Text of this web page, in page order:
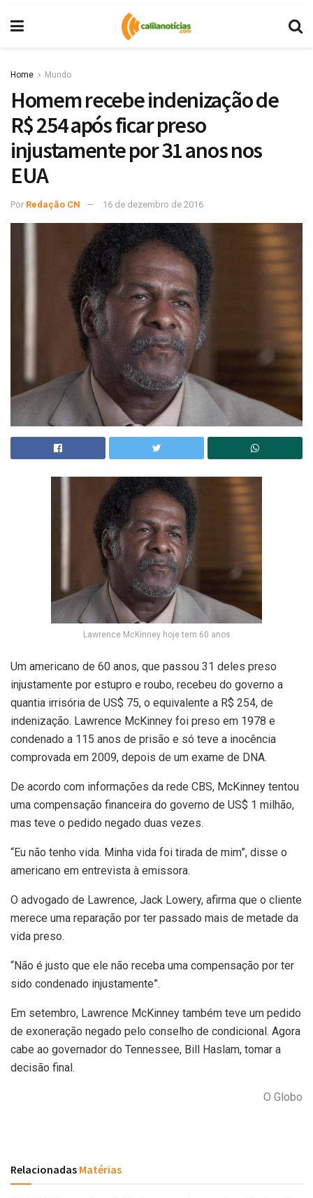
Home Mundo
Homem recebe indenização de
R$ 254 após ficar preso
injustamente por 31 anos nos
EUA
Por Redação CN 16 de dezembro de 2016
Lawrence McKinney hoje tem 60 anos
Um americano de 60 anos, que passou 31 deles preso
injustamente por estupro e roubo, recebeu do governo a
quantia irrisória de US$ 75, o equivalente a R$ 254, de
indenização. Lawrence McKinney foi preso em 1978 e
condenado a 115 anos de prisão e só teve a inocência
comprovada em 2009, depois de um exame de DNA.
De acordo com informações da rede CBS, McKinney tentou
uma compensação financeira do governo de US$ 1 milhão,
mas teve o pedido negado duas vezes.
“Eu não tenho vida. Minha vida foi tirada de mim”, disse o
americano em entrevista à emissora.
O advogado de Lawrence, Jack Lowery, afirma que o cliente
merece uma reparação por ter passado mais de metade da
vida preso.
“Não é justo que ele não receba uma compensação por ter
sido condenado injustamente”.
Em setembro, Lawrence McKinney também teve um pedido
de exoneração negado pelo conselho de condicional. Agora
cabe ao governador do Tennessee, Bill Haslam, tomar a
decisão final.
O Globo
Relacionadas Matérias